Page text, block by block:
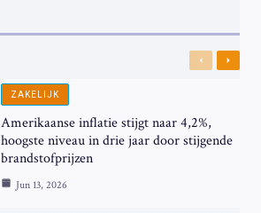
Previous
Next
ZAKELIJK
Amerikaanse inflatie stijgt naar 4,2%,
hoogste niveau in drie jaar door stijgende
brandstofprijzen
Jun 13, 2026